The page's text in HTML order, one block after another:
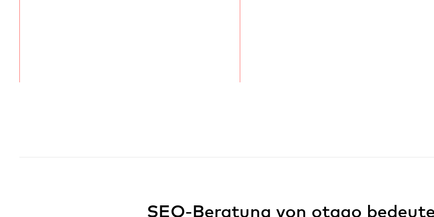
SEO-Beratung von otago